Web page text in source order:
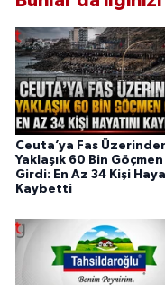
Ceuta’ya Fas
Yaklaşık 60 Bin Göçmen
Girdi: En Az 34 Kişi
Kaybetti